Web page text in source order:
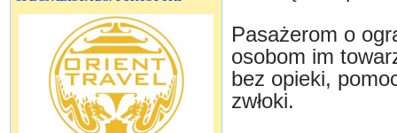
Pasażerom o
osobom im
bez opieki,
zwłoki.